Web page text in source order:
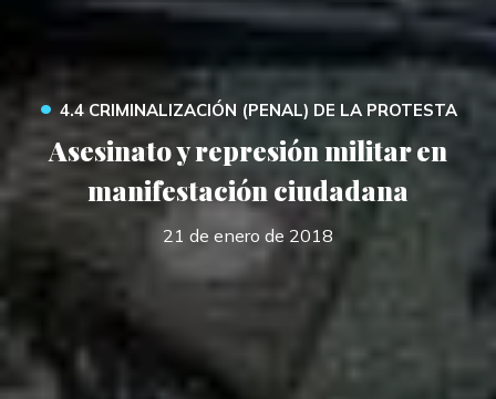
• 4.4 CRIMINALIZACIÓN (PENAL) DE LA PROTESTA
Asesinato y represión militar en
manifestación ciudadana
21 de enero de 2018